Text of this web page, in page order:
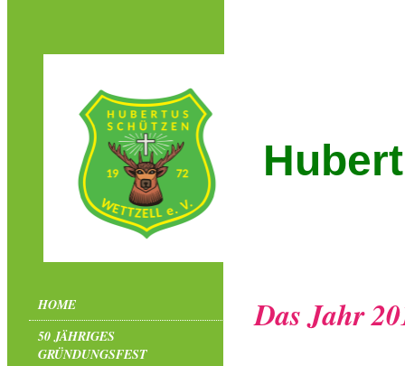
HOME
50 JÄHRIGES
GRÜNDUNGSFEST
Das Jahr